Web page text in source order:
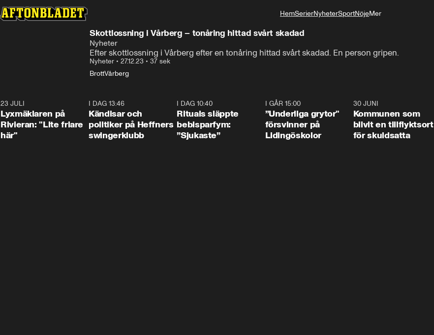
HemSerierNyheterSportNöjeMer
Skottlossning i Vårberg – tonåring hittad svårt skadad
Nyheter
Efter skottlossning i Vårberg efter en tonåring hittad svårt skadad. En person gripen.
Nyheter • 27.12.23 • 37 sek
BrottVårberg
23 JULI
Lyxmäklaren på
Rivieran: "Lite friare
här"
I DAG 13:46
Kändisar och
politiker på Heffners
swingerklubb
I DAG 10:40
Rituals släppte
bebisparfym:
”Sjukaste”
I GÅR 15:00
”Underliga grytor"
försvinner på
Lidingöskolor
30 JUNI
Kommunen som
blivit en tillflyktsort
för skuldsatta